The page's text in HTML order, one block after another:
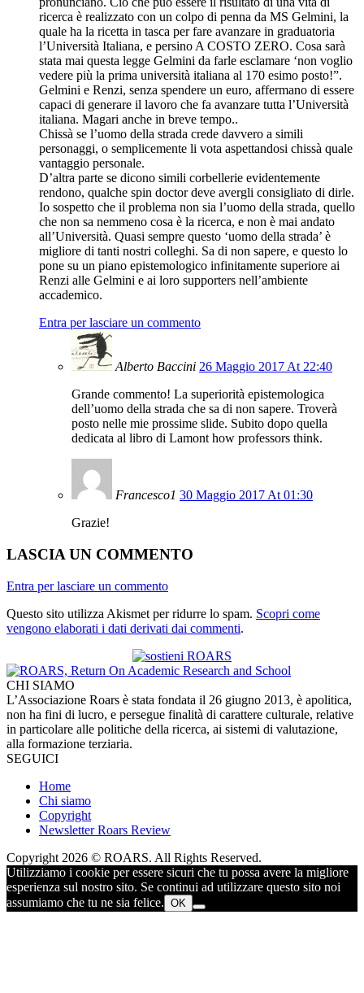
ricerca è realizzato con un colpo di penna da MS Gelmini, la
quale ha la ricetta in tasca per fare avanzare in graduatoria
l’Università Italiana, e persino A COSTO ZERO. Cosa sarà
stata mai questa legge Gelmini da farle esclamare ‘non voglio
vedere più la prima università italiana al 170 esimo posto!”.
Gelmini e Renzi, senza spendere un euro, affermano di essere
capaci di generare il lavoro che fa avanzare tutta l’Università
italiana. Magari anche in breve tempo..
Chissà se l’uomo della strada crede davvero a simili
personaggi, o semplicemente li vota aspettandosi chissà quale
vantaggio personale.
D’altra parte se dicono simili corbellerie evidentemente
rendono, qualche spin doctor deve avergli consigliato di dirle.
Io sospetto che il problema non sia l’uomo della strada, quello
che non sa nemmeno cosa è la ricerca, e non è mai andato
all’Università. Quasi sempre questo ‘uomo della strada’ è
migliore di tanti nostri colleghi. Sa di non sapere, e questo lo
pone su un piano epistemologico infinitamente superiore ai
Renzi alle Gelmini e ai loro supporters nell’ambiente
accademico.
Entra per lasciare un commento
Alberto Baccini 26 Maggio 2017 At 22:40
Grande commento! La superiorità epistemologica
dell’uomo della strada che sa di non sapere. Troverà
posto nelle mie prossime slide. Subito dopo quella
dedicata al libro di Lamont how professors think.
Francesco1 30 Maggio 2017 At 01:30
Grazie!
LASCIA UN COMMENTO
Entra per lasciare un commento
Questo sito utilizza Akismet per ridurre lo spam. Scopri come
vengono elaborati i dati derivati dai commenti.
CHI SIAMO
L’Associazione Roars è stata fondata il 26 giugno 2013, è apolitica,
non ha fini di lucro, e persegue finalità di carattere culturale, relative
in particolare alle politiche della ricerca, ai sistemi di valutazione,
alla formazione terziaria.
SEGUICI
Home
Chi siamo
Copyright
Newsletter Roars Review
Copyright 2026 © ROARS. All Rights Reserved.
Utilizziamo i cookie per essere sicuri che tu possa avere la migliore
esperienza sul nostro sito. Se continui ad utilizzare questo sito noi
assumiamo che tu ne sia felice. OK